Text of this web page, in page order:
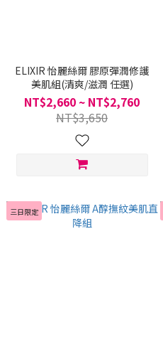
ELIXIR 怡麗絲爾 膠原彈潤修護
美肌組(清爽/滋潤 任選)
NT$2,660 ~ NT$2,760
NT$3,650
三日限定